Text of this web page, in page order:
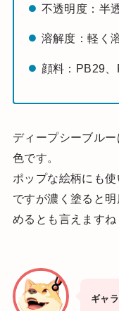
不透明度：半
溶解度：軽く
顔料：PB29
ディープシーブル
色です。
ポップな絵柄にも使
ですが濃く塗ると
めるとも言えますね
ギャ